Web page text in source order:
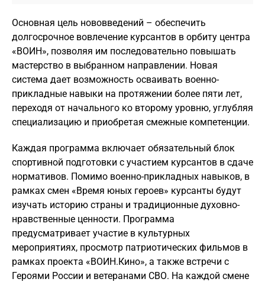
Основная цель нововведений – обеспечить
долгосрочное вовлечение курсантов в орбиту центра
«ВОИН», позволяя им последовательно повышать
мастерство в выбранном направлении. Новая
система дает возможность осваивать военно-
прикладные навыки на протяжении более пяти лет,
переходя от начального ко второму уровню, углубляя
специализацию и приобретая смежные компетенции.
Каждая программа включает обязательный блок
спортивной подготовки с участием курсантов в сдаче
нормативов. Помимо военно-прикладных навыков, в
рамках смен «Время юных героев» курсанты будут
изучать историю страны и традиционные духовно-
нравственные ценности. Программа
предусматривает участие в культурных
мероприятиях, просмотр патриотических фильмов в
рамках проекта «ВОИН.Кино», а также встречи с
Героями России и ветеранами СВО. На каждой смене